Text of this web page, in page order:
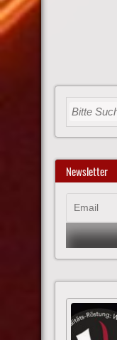
Newsletter